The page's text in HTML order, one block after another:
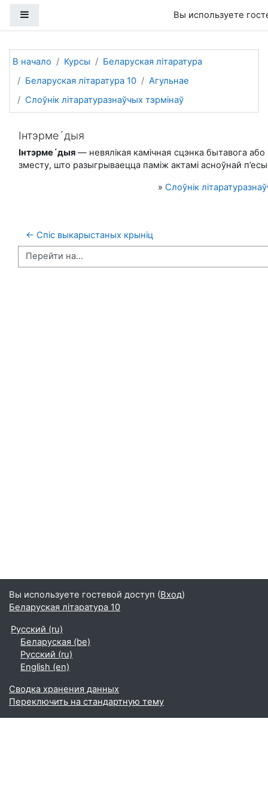
Вы используете
В начало Курсы
Беларуская літаратура
Беларуская літаратура 10
Агульнае
Слоўнік літаратуразнаўчых тэрмінаў
Інтэрме´дыя
Інтэрме´дыя— невялікая камічная сцэнка бытавога
зместу, што разыгрываецца паміж актамі асноўнай
» Слоўнік
← Спіс выкарыстаных крыніц
Перейти на...
Вы используете гостевой доступ (Вход)
Беларуская літаратура 10
Русский ‎(ru)‎
Беларуская ‎(be)‎
Русский ‎(ru)‎
English ‎(en)‎
Сводка хранения данных
Переключить на стандартную тему